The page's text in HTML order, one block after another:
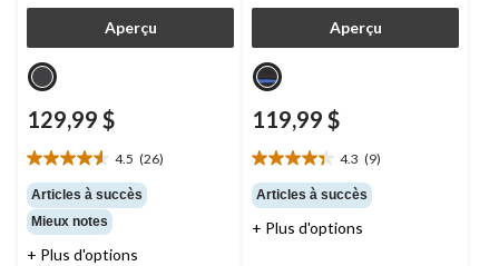
Aperçu
129,99 $
4.5 (26)
4.5
étoile(s)
sur
5.
26
Articles à succès
Mieux notes
+ Plus d'options
Aperçu
119,99 $
4.3 (9)
4.3
étoile(s)
sur
5.
Articles à succès
+ Plus d'options